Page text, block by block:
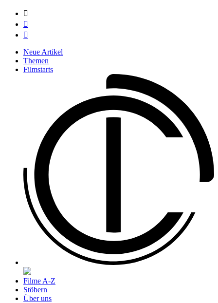



Neue Artikel
Themen
Filmstarts
Filme A-Z
Stöbern
Über uns